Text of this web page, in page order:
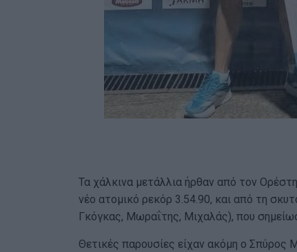
Τα χάλκινα μετάλλια ήρθαν από τον
νέο ατομικό ρεκόρ 3.54.90, και από τη
Γκόγκας, Μωραΐτης, Μιχαλάς), που
Θετικές παρουσίες είχαν ακόμη ο Σπύρος